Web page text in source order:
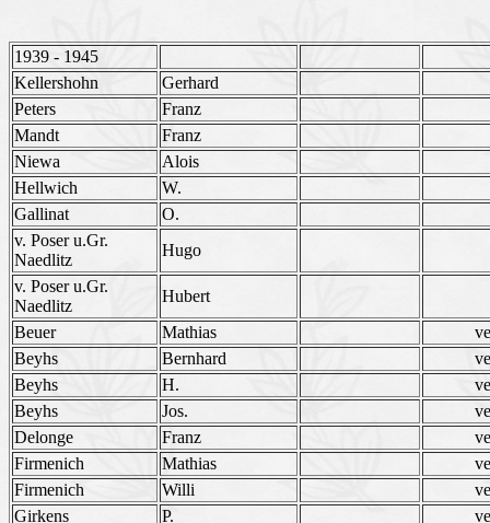
1939 - 1945
Kellershohn
Gerhard
Peters
Franz
Mandt
Franz
Niewa
Alois
Hellwich
W.
Gallinat
O.
v. Poser u.Gr.
Naedlitz
Hugo
v. Poser u.Gr.
Naedlitz
Hubert
Beuer
Mathias
Beyhs
Bernhard
Beyhs
H.
Beyhs
Jos.
Delonge
Franz
Firmenich
Mathias
Firmenich
Willi
Girkens
P.